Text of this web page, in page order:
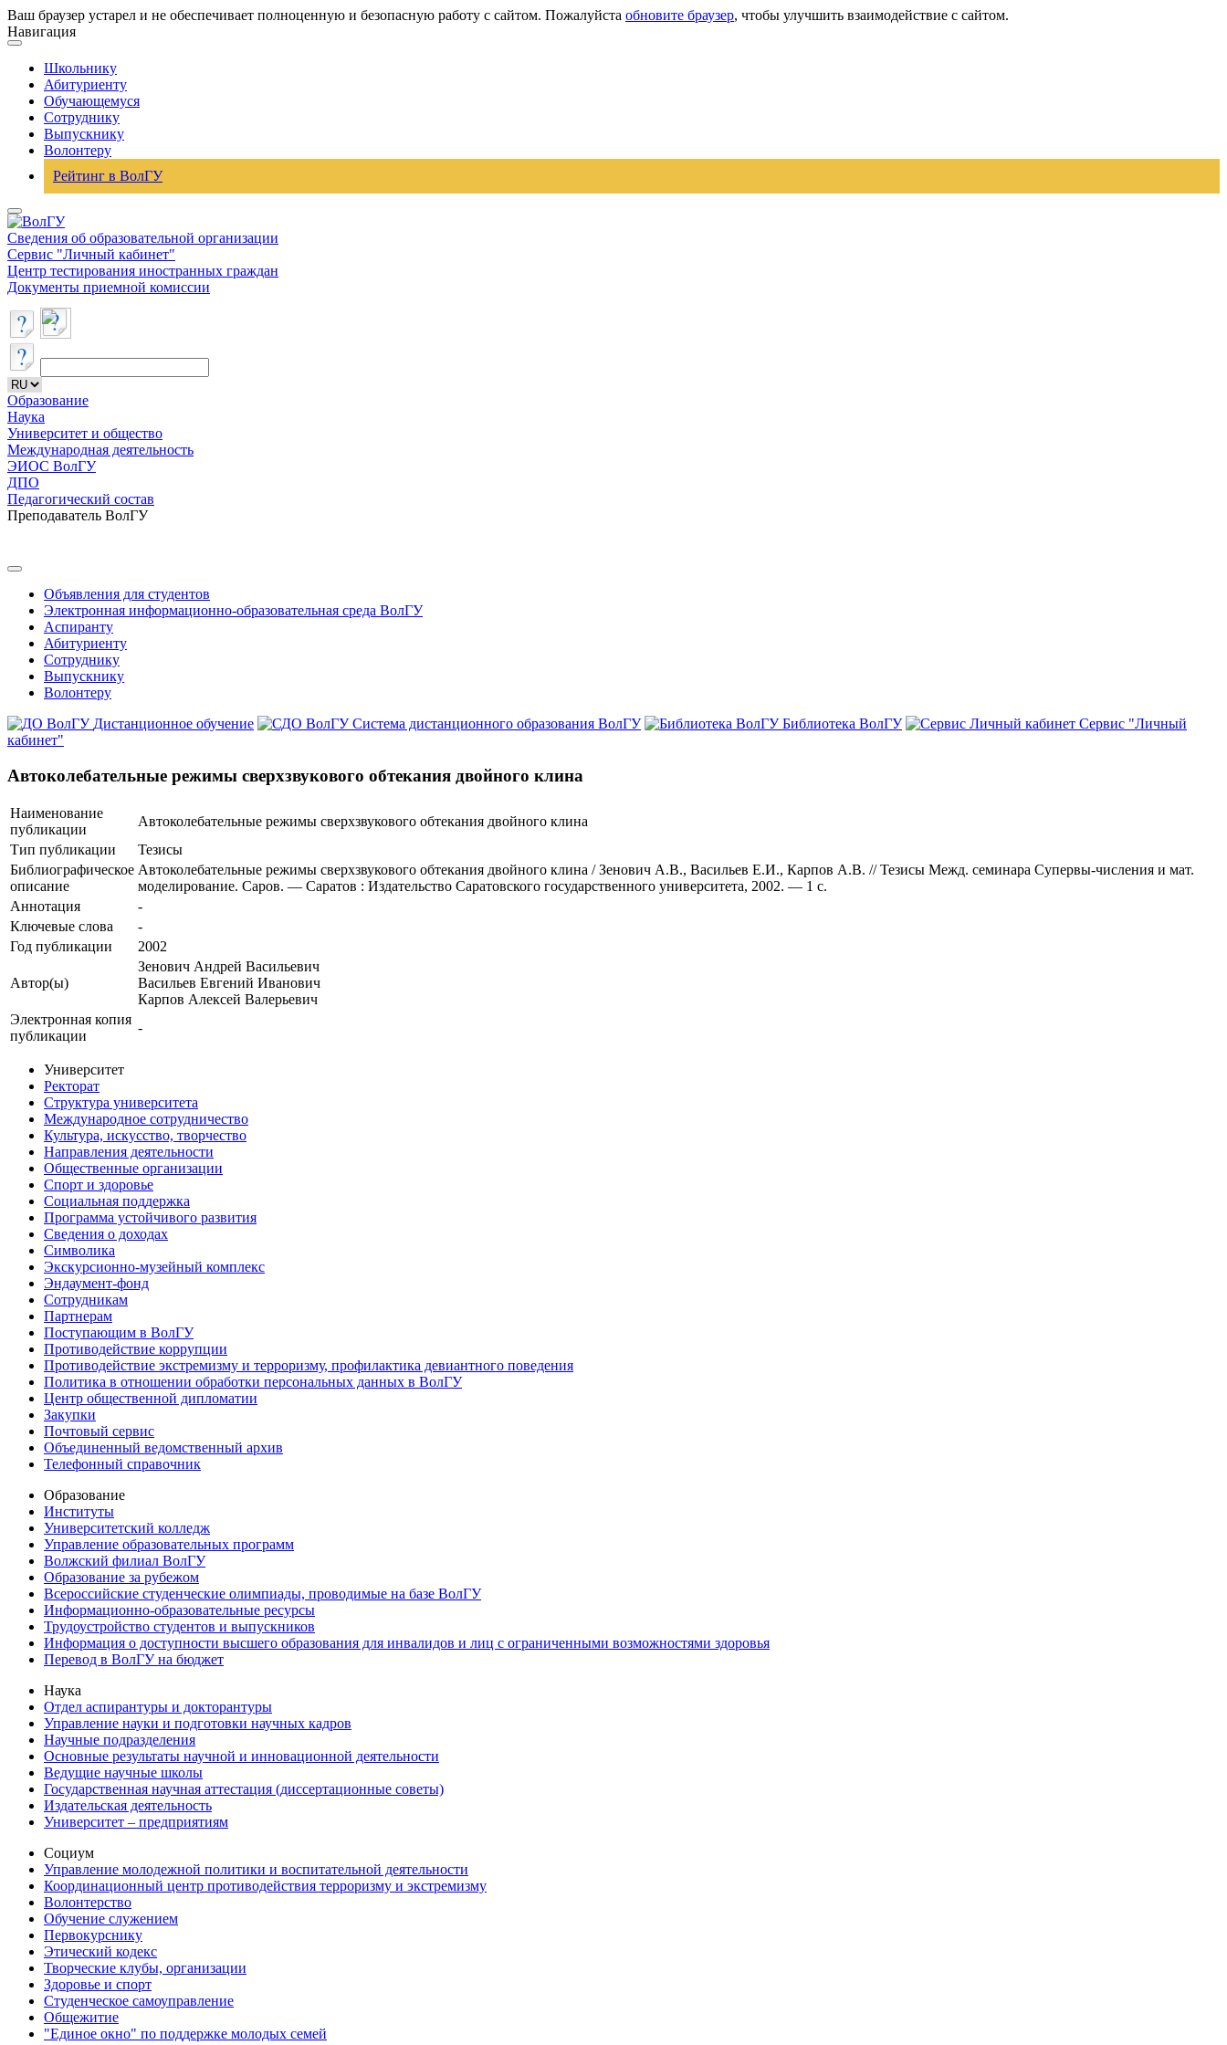
Ваш браузер устарел и не обеспечивает полноценную и безопасную работу с сайтом. Пожалуйста обновите браузер, чтобы улучшить взаимодействие с сайтом.
Навигация
Школьнику
Абитуриенту
Обучающемуся
Сотруднику
Выпускнику
Волонтеру
Рейтинг в ВолГУ
Сведения об образовательной организации
Сервис "Личный кабинет"
Центр тестирования иностранных граждан
Документы приемной комиссии
Образование
Наука
Университет и общество
Международная деятельность
ЭИОС ВолГУ
ДПО
Педагогический состав
Преподаватель ВолГУ
Объявления для студентов
Электронная информационно-образовательная среда ВолГУ
Аспиранту
Абитуриенту
Сотруднику
Выпускнику
Волонтеру
Дистанционное обучение
Система дистанционного образования ВолГУ Библиотека ВолГУ
Сервис "Личный
кабинет"
Автоколебательные режимы сверхзвукового обтекания двойного клина
Наименование
публикации
Автоколебательные режимы сверхзвукового обтекания двойного клина
Тип публикации
Тезисы
Библиографическое
описание
Автоколебательные режимы сверхзвукового обтекания двойного клина / Зенович А.В., Васильев Е.И., Карпов А.В. // Тезисы Межд. семинара Супервы-числения и мат.
моделирование. Саров. — Саратов : Издательство Саратовского государственного университета, 2002. — 1 с.
Аннотация
-
Ключевые cлова
-
Год публикации
2002
Автор(ы)
Зенович Андрей Васильевич
Васильев Евгений Иванович
Карпов Алексей Валерьевич
Электронная копия
публикации
-
Университет
Ректорат
Структура университета
Международное сотрудничество
Культура, искусство, творчество
Направления деятельности
Общественные организации
Спорт и здоровье
Социальная поддержка
Программа устойчивого развития
Сведения о доходах
Символика
Экскурсионно-музейный комплекс
Эндаумент-фонд
Сотрудникам
Партнерам
Поступающим в ВолГУ
Противодействие коррупции
Противодействие экстремизму и терроризму, профилактика девиантного поведения
Политика в отношении обработки персональных данных в ВолГУ
Центр общественной дипломатии
Закупки
Почтовый сервис
Объединенный ведомственный архив
Телефонный справочник
Образование
Институты
Университетский колледж
Управление образовательных программ
Волжский филиал ВолГУ
Образование за рубежом
Всероссийские студенческие олимпиады, проводимые на базе ВолГУ
Информационно-образовательные ресурсы
Трудоустройство студентов и выпускников
Информация о доступности высшего образования для инвалидов и лиц с ограниченными возможностями здоровья
Перевод в ВолГУ на бюджет
Наука
Отдел аспирантуры и докторантуры
Управление науки и подготовки научных кадров
Научные подразделения
Основные результаты научной и инновационной деятельности
Ведущие научные школы
Государственная научная аттестация (диссертационные советы)
Издательская деятельность
Университет – предприятиям
Социум
Управление молодежной политики и воспитательной деятельности
Координационный центр противодействия терроризму и экстремизму
Волонтерство
Обучение служением
Первокурснику
Этический кодекс
Творческие клубы, организации
Здоровье и спорт
Студенческое самоуправление
Общежитие
"Единое окно" по поддержке молодых семей